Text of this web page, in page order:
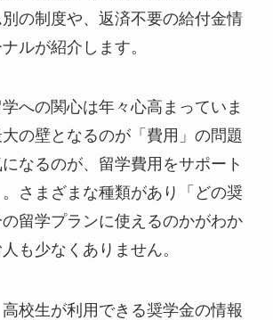
の制度や、返済不要の給付金情
ルが紹介します。
への関心は年々心高まっていま
の壁となるのが「費用」の問題
なるのが、留学費用をサポート
さまざまな種類があり「どの奨
留学プランに使えるのかがわか
も少なくありません。
校生が利用できる奨学金の情報